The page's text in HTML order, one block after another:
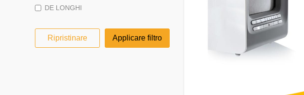
DE LONGHI
Ripristinare Applicare filtro